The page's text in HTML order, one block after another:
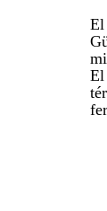
El
El